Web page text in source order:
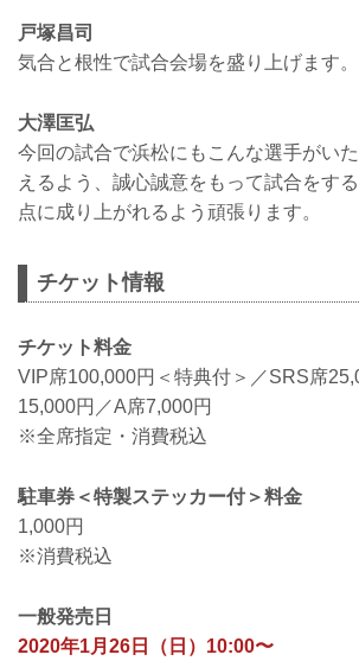
戸塚昌司
気合と根性で試合会場を盛り上げます。
大澤匡弘
今回の試合で浜松にもこんな選手がい
えるよう、誠心誠意をもって試合をす
点に成り上がれるよう頑張ります。
チケット情報
チケット料金
VIP席100,000円＜特典付＞／SRS席
15,000円／A席7,000円
※全席指定・消費税込
駐車券＜特製ステッカー付＞料金
1,000円
※消費税込
一般発売日
2020年1月26日（日）10:00〜